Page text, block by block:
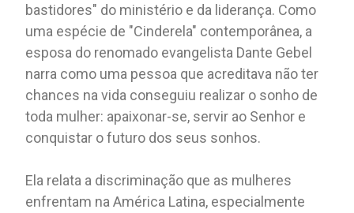
bastidores" do ministério e da liderança. Como
uma espécie de "Cinderela" contemporânea, a
esposa do renomado evangelista Dante Gebel
narra como uma pessoa que acreditava não ter
chances na vida conseguiu realizar o sonho de
toda mulher: apaixonar-se, servir ao Senhor e
conquistar o futuro dos seus sonhos.
Ela relata a discriminação que as mulheres
enfrentam na América Latina, especialmente